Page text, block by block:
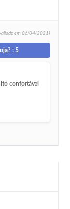
em06/04/2021)
: 5
confortável